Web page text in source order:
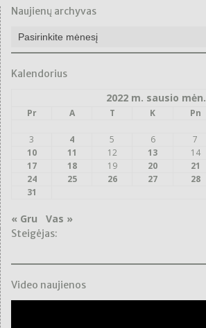
Naujienų archyvas
archyvas
Kalendorius
2022 m. sausio mėn.
Pr A T K Pn
3
4 5 6 7
10
11 12 13 14
17
18 19 20 21
24
25 26 27 28
31
« Gru Vas »
Steigėjas:
Video naujienos